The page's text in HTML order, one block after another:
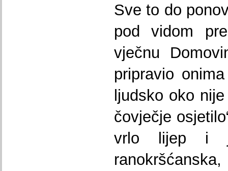
Sve to do
pod vidom
vječnu
pripravio
ljudsko oko
čovječje
vrlo lijep i